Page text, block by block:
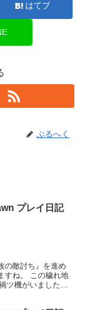
はてブ
ぶるへく
プレイ日記
の敵討ち』を進め
すね。 この穢れ地
ツ機がいました。